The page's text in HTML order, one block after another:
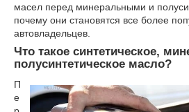
масел перед минеральными и
почему они становятся все более
автовладельцев.
Что такое синтетическое,
полусинтетическое масло?
П
е